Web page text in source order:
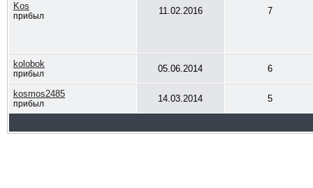
Kos
прибыл 11.02.2016 7
kolobok
прибыл 05.06.2014 6
kosmos2485
прибыл 14.03.2014 5